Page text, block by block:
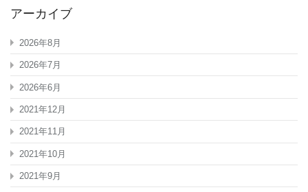
アーカイブ
2026年8月
2026年7月
2026年6月
2021年12月
2021年11月
2021年10月
2021年9月